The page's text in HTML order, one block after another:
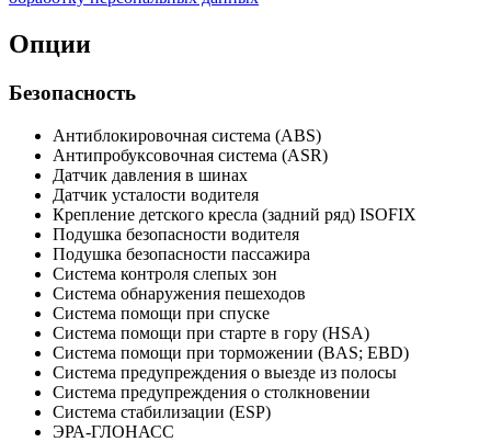
Опции
Безопасность
Антиблокировочная система (ABS)
Антипробуксовочная система (ASR)
Датчик давления в шинах
Датчик усталости водителя
Крепление детского кресла (задний ряд) ISOFIX
Подушка безопасности водителя
Подушка безопасности пассажира
Система контроля слепых зон
Система обнаружения пешеходов
Система помощи при спуске
Система помощи при старте в гору (HSA)
Система помощи при торможении (BAS; EBD)
Система предупреждения о выезде из полосы
Система предупреждения о столкновении
Система стабилизации (ESP)
ЭРА-ГЛОНАСС